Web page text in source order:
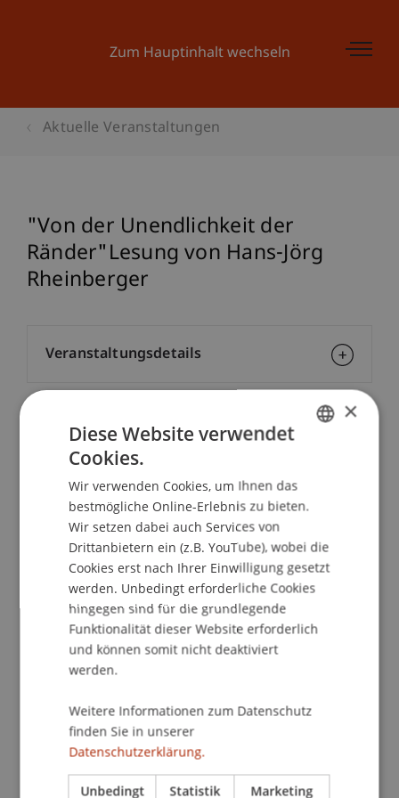
Zum Hauptinhalt wechseln
Aktuelle Veranstaltungen
"Von der Unendlichkeit der
Ränder"Lesung von Hans-Jörg
Rheinberger
School/Professur:
Bereich Internet und Kommunikation
Begrüssung durch Klaus Näscher, Rektor der
Hochschule Liechtenstein
Lesung Hans-Jörg Rheinberger
Nach der Lesung lädt die Hochschulbibliothek
zu einem Apéro ein.
Prof. Dr. Hans-Jörg Rheinberger
Der Molekularbiologe, Philosoph und
Wissenschaftshistoriker Prof. Dr. Hans-Jörg
für Wissenschaftsgeschichte in Berlin.
Neben zahlreichen natur- und
geisteswissenschaftlichen Buchpublikationen ist
im Jahr 2008 sein Buch "Von der Unendlichkeit
Veranstaltungsdetails
×
Diese Website verwendet
Cookies.
Wir verwenden Cookies, um Ihnen das
bestmögliche Online-Erlebnis zu bieten.
Wir setzen dabei auch Services von
Drittanbietern ein (z.B. YouTube), wobei die
Cookies erst nach Ihrer Einwilligung gesetzt
werden. Unbedingt erforderliche Cookies
hingegen sind für die grundlegende
Funktionalität dieser Website erforderlich
und können somit nicht deaktiviert
werden.
Weitere Informationen zum Datenschutz
finden Sie in unserer
Datenschutzerklärung.
Unbedingt Statistik Marketing